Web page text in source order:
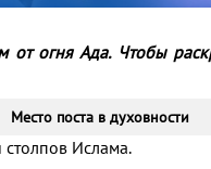
от огня Ада. Чтобы
Место поста в духовности
столпов Ислама.